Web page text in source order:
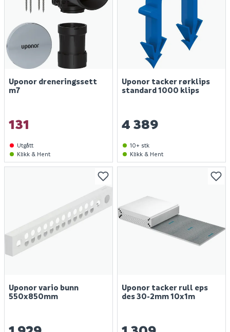
Uponor dreneringssett
m7
131
Utgått
Klikk & Hent
Uponor tacker rørklips
standard 1000 klips
4 389
10+ stk
Klikk & Hent
Uponor vario bunn
550x850mm
Uponor tacker rull eps
des 30-2mm 10x1m
Jobb hos oss